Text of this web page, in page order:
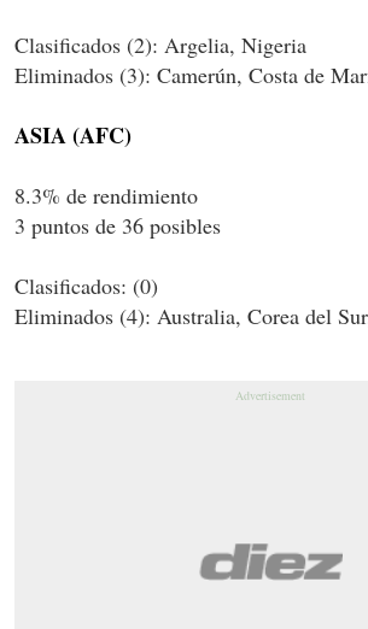
Clasificados (2): Argelia, Nigeria
Eliminados (3): Camerún, Costa de
ASIA (AFC)
8.3% de rendimiento
3 puntos de 36 posibles
Clasificados: (0)
Eliminados (4): Australia, Corea del